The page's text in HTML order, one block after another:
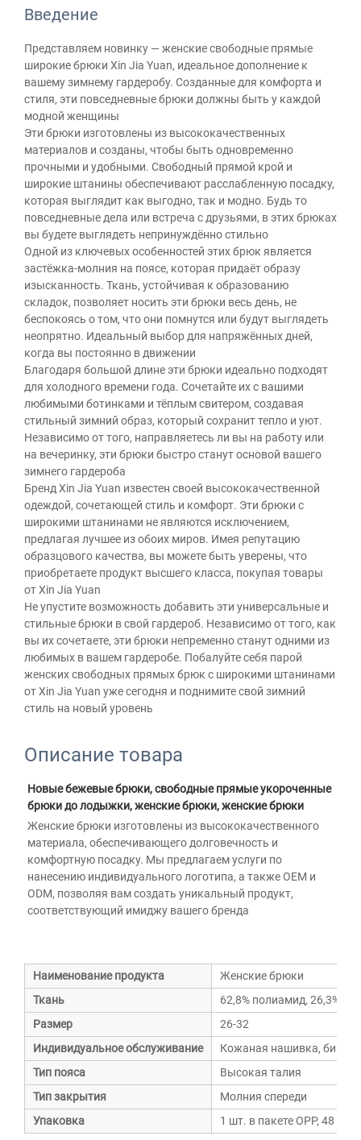
Введение
Представляем новинку — женские свободные прямые
широкие брюки Xin Jia Yuan, идеальное дополнение к
вашему зимнему гардеробу. Созданные для комфорта и
стиля, эти повседневные брюки должны быть у каждой
модной женщины
Эти брюки изготовлены из высококачественных
материалов и созданы, чтобы быть одновременно
прочными и удобными. Свободный прямой крой и
широкие штанины обеспечивают расслабленную посадку,
которая выглядит как выгодно, так и модно. Будь то
повседневные дела или встреча с друзьями, в этих брюках
вы будете выглядеть непринуждённо стильно
Одной из ключевых особенностей этих брюк является
застёжка-молния на поясе, которая придаёт образу
изысканность. Ткань, устойчивая к образованию
складок, позволяет носить эти брюки весь день, не
беспокоясь о том, что они помнутся или будут выглядеть
неопрятно. Идеальный выбор для напряжённых дней,
когда вы постоянно в движении
Благодаря большой длине эти брюки идеально подходят
для холодного времени года. Сочетайте их с вашими
любимыми ботинками и тёплым свитером, создавая
стильный зимний образ, который сохранит тепло и уют.
Независимо от того, направляетесь ли вы на работу или
на вечеринку, эти брюки быстро станут основой вашего
зимнего гардероба
Бренд Xin Jia Yuan известен своей высококачественной
одеждой, сочетающей стиль и комфорт. Эти брюки с
широкими штанинами не являются исключением,
предлагая лучшее из обоих миров. Имея репутацию
образцового качества, вы можете быть уверены, что
приобретаете продукт высшего класса, покупая товары
от Xin Jia Yuan
Не упустите возможность добавить эти универсальные и
стильные брюки в свой гардероб. Независимо от того, как
вы их сочетаете, эти брюки непременно станут одними из
любимых в вашем гардеробе. Побалуйте себя парой
женских свободных прямых брюк с широкими штанинами
от Xin Jia Yuan уже сегодня и поднимите свой зимний
стиль на новый уровень
Описание товара
Новые бежевые брюки, свободные прямые укороченные
брюки до лодыжки, женские брюки, женские брюки
Женские брюки изготовлены из высококачественного
материала, обеспечивающего долговечность и
комфортную посадку. Мы предлагаем услуги по
нанесению индивидуального логотипа, а также OEM и
ODM, позволяя вам создать уникальный продукт,
соответствующий имиджу вашего бренда
Наименование продукта
Женские брюки
Ткань
62,8% полиамид, 26,3%
Размер
26-32
Индивидуальное обслуживание
Кожаная нашивка, бирка,
Тип пояса
Высокая талия
Тип закрытия
Молния спереди
Упаковка
1 шт. в пакете OPP, 48